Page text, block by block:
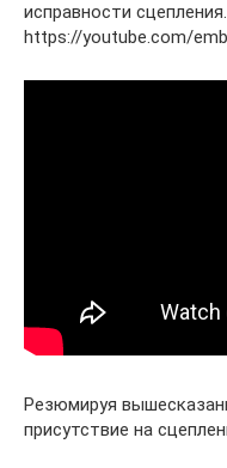
исправности сцепления.
https://youtube.com/
Резюмируя
присутствие на